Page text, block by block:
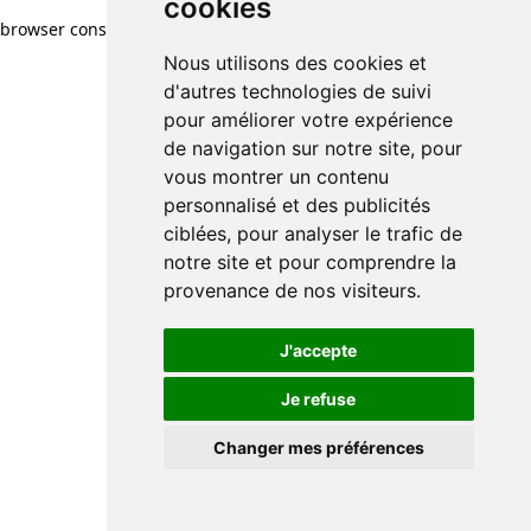
cookies
Nous utilisons des cookies et
d'autres technologies de suivi
pour améliorer votre expérience
de navigation sur notre site, pour
vous montrer un contenu
personnalisé et des publicités
ciblées, pour analyser le trafic de
notre site et pour comprendre la
provenance de nos visiteurs.
J'accepte
Je refuse
Changer mes préférences
browser console for more information)